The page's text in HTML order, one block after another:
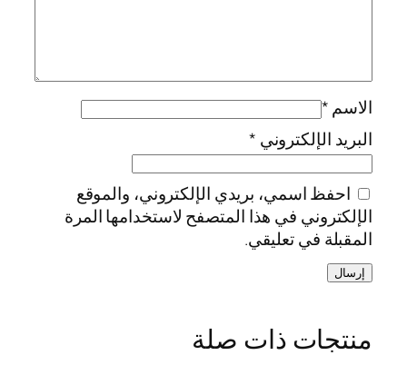
الاسم*
البريد الإلكتروني *
احفظ اسمي، بريدي الإلكتروني، والموقع
الإلكتروني في هذا المتصفح لاستخدامها المرة
المقبلة في تعليقي.
منتجات ذات صلة